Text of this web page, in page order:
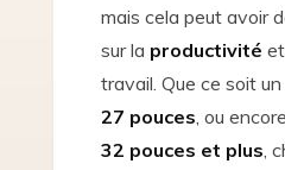
mais cela peut avoir
sur la productivité
travail. Que ce soit
27 pouces, ou
32 pouces et plus,